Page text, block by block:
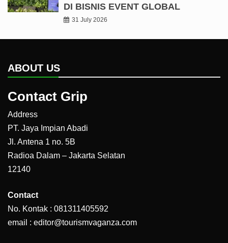
DI BISNIS EVENT GLOBAL
31 July 2026
ABOUT US
Contact Grip
Address
PT. Jaya Impian Abadi
Jl. Antena 1 no. 5B
Radioa Dalam – Jakarta Selatan
12140
Contact
No. Kontak : 081311405592
email : editor@tourismvaganza.com